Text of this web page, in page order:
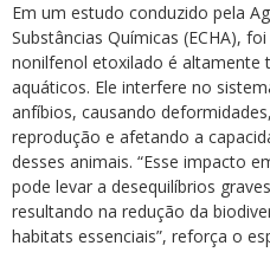
Em um estudo conduzido pela
Substâncias Químicas (ECHA),
nonilfenol etoxilado é altamente
aquáticos. Ele interfere no
anfíbios, causando
reprodução e afetando a
desses animais. “Esse impacto
pode levar a desequilíbrios
resultando na redução da
habitats essenciais”, reforça o